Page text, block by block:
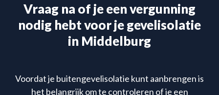
Vraag na of je een vergunning
nodig hebt voor je gevelisolatie
in Middelburg
Voordat je buitengevelisolatie kunt aanbrengen is
het belangrijk om te controleren of je een